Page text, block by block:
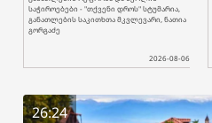
საჭიროებები - "თქვენი დროს" სტუმარია,
განათლების საკითხთა მკვლევარი, ნათია
გორგაძე
2026-08-06
26:24